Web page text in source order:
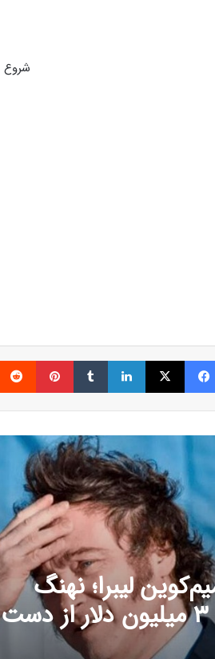
شروع
فیسبوک ایکس لینکداین تامبلر پینتریست
لیبرا؛ نهنگ
بدشانس ۳ میلیون دلار از دست